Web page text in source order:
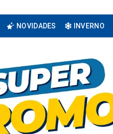
NOVIDADES INVERNO